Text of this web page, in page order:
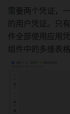
需要两个凭证，
的用户凭证。只
件全部使用应用
组件中的多维表格